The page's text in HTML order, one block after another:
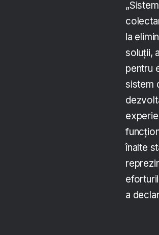
la
soluții,
pentru
sistem
înalte
a